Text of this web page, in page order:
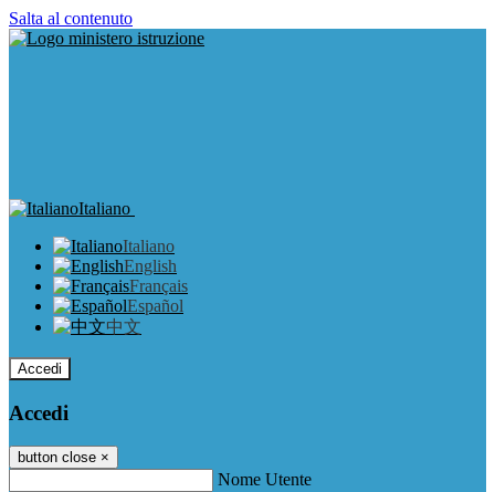
Salta al contenuto
Italiano
Italiano
English
Français
Español
中文
Accedi
Accedi
button close ×
Nome Utente